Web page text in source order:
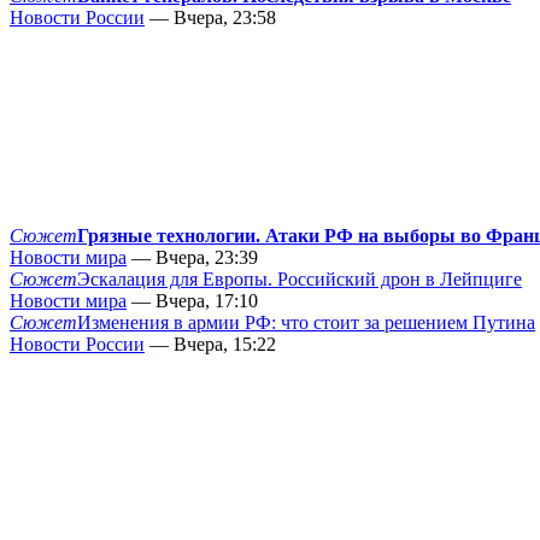
Новости России — Вчера, 23:58
СюжетГрязные технологии. Атаки РФ на выборы во
Новости мира — Вчера, 23:39
СюжетЭскалация для Европы. Российский дрон в Лейпциге
Новости мира — Вчера, 17:10
СюжетИзменения в армии РФ: что стоит за решением Путина
Новости России — Вчера, 15:22